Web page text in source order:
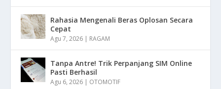
Rahasia Mengenali Beras Oplosan Secara
Cepat
Agu 7, 2026 | RAGAM
Tanpa Antre! Trik Perpanjang SIM Online
Pasti Berhasil
Agu 6, 2026 | OTOMOTIF